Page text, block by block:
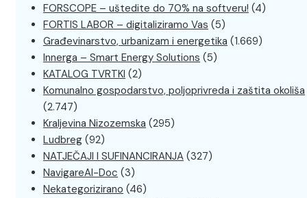
FORSCOPE – uštedite do 70% na softveru! (4)
FORTIS LABOR – digitaliziramo Vas (5)
Građevinarstvo, urbanizam i energetika (1.669)
Innerga – Smart Energy Solutions (5)
KATALOG TVRTKI (2)
Komunalno gospodarstvo, poljoprivreda i zaštita okoliša
(2.747)
Kraljevina Nizozemska (295)
Ludbreg (92)
NATJEČAJI I SUFINANCIRANJA (327)
NavigareAI-Doc (3)
Nekategorizirano (46)